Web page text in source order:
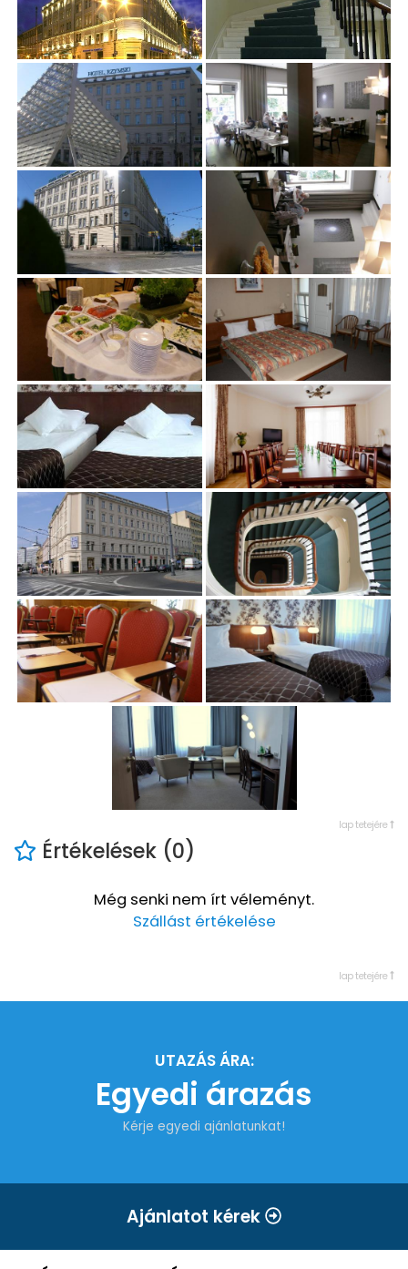
lap tetejére
Értékelések (0)
Még senki nem írt véleményt.
Szállást értékelése
lap tetejére
UTAZÁS ÁRA:
Egyedi árazás
Kérje egyedi ajánlatunkat!
Ajánlatot kérek